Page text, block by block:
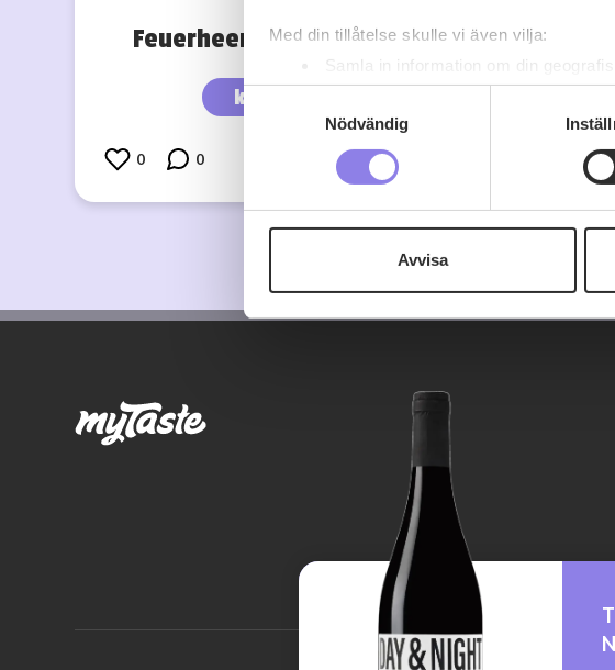
Med din tillåtelse skulle vi även vilja:
Samla in information om din
Identifiera din enhet genom att aktivt
Ta reda på mer om hur dina personliga
eller dra tillbaka ditt samtycke när som helst
eller äldre. Genom att besöka webbplatsen
Samtyckesval
Nödvändig
Avvisa
Feuerheerd’s Vintage 2003
köp 404 kr
0 0